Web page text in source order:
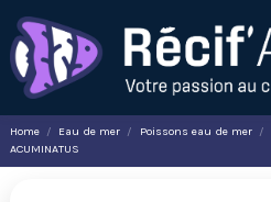
Home Eau de mer Poissons eau de mer
ACUMINATUS